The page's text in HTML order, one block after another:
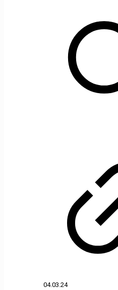
04.03.24